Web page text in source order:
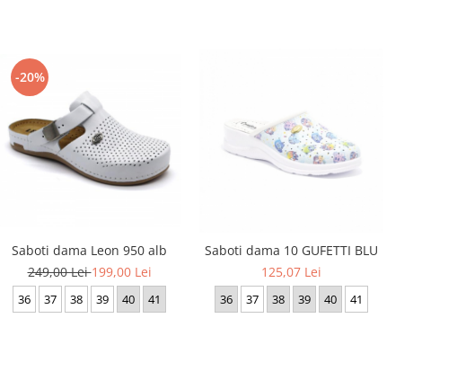
-20%
Saboti dama Leon 950 alb
249,00 Lei199,00 Lei
36 37 38 39 40 41
Saboti dama 10 GUFETTI BLU
125,07 Lei
36 37 38 39 40 41